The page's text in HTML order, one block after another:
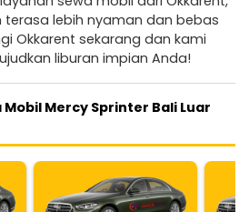
terasa lebih nyaman dan bebas
Okkarent sekarang dan kami
liburan impian Anda!
Mobil Mercy Sprinter Bali Luar